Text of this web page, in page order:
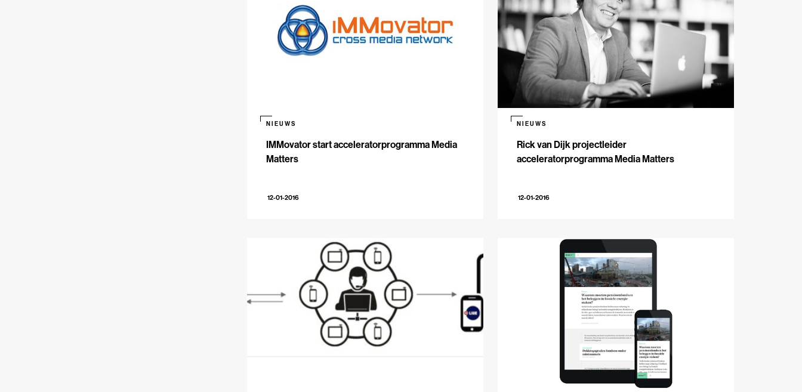
IMMovator start acceleratorprogramma Media
Matters
NIEUWS
12-01-2016
Rick van Dijk projectleider
acceleratorprogramma Media Matters
NIEUWS
12-01-2016